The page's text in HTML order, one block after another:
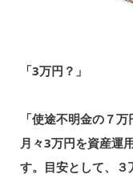
「3万円？」
「使途不明金の７
月々3万円を資産運
す。目安として、３